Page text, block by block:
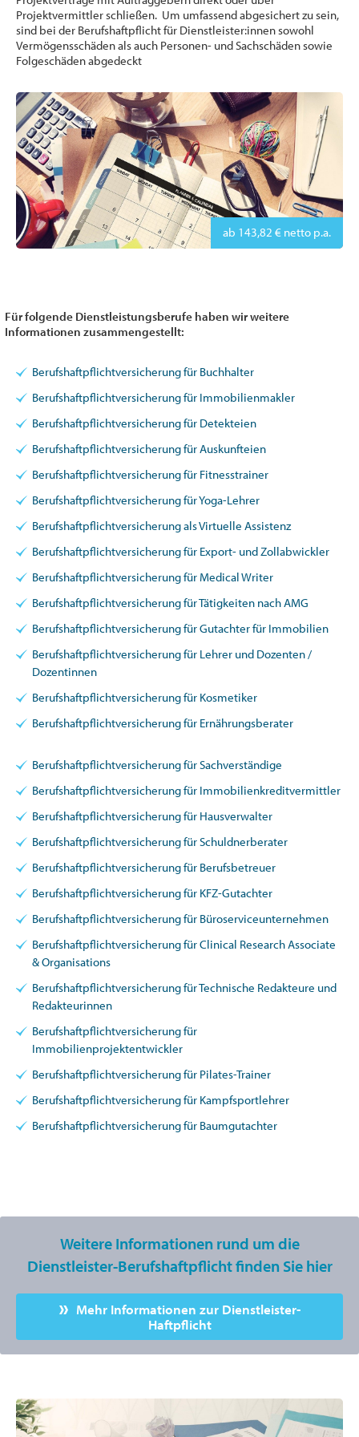
Projektvermittler schließen. Um umfassend abgesichert zu sein,
sind bei der Berufshaftpflicht für Dienstleister:innen sowohl
Vermögensschäden als auch Personen- und Sachschäden sowie
Folgeschäden abgedeckt
ab 143,82 € netto p.a.
Für folgende Dienstleistungsberufe haben wir weitere
Informationen zusammengestellt:
Berufshaftpflichtversicherung für Buchhalter
Berufshaftpflichtversicherung für Immobilienmakler
Berufshaftpflichtversicherung für Detekteien
Berufshaftpflichtversicherung für Auskunfteien
Berufshaftpflichtversicherung für Fitnesstrainer
Berufshaftpflichtversicherung für Yoga-Lehrer
Berufshaftpflichtversicherung als Virtuelle Assistenz
Berufshaftpflichtversicherung für Export- und Zollabwickler
Berufshaftpflichtversicherung für Medical Writer
Berufshaftpflichtversicherung für Tätigkeiten nach AMG
Berufshaftpflichtversicherung für Gutachter für Immobilien
Berufshaftpflichtversicherung für Lehrer und Dozenten /
Dozentinnen
Berufshaftpflichtversicherung für Kosmetiker
Berufshaftpflichtversicherung für Ernährungsberater
Berufshaftpflichtversicherung für Sachverständige
Berufshaftpflichtversicherung für Immobilienkreditvermittler
Berufshaftpflichtversicherung für Hausverwalter
Berufshaftpflichtversicherung für Schuldnerberater
Berufshaftpflichtversicherung für Berufsbetreuer
Berufshaftpflichtversicherung für KFZ-Gutachter
Berufshaftpflichtversicherung für Büroserviceunternehmen
Berufshaftpflichtversicherung für Clinical Research Associate
& Organisations
Berufshaftpflichtversicherung für Technische Redakteure und
Redakteurinnen
Berufshaftpflichtversicherung für
Immobilienprojektentwickler
Berufshaftpflichtversicherung für Pilates-Trainer
Berufshaftpflichtversicherung für Kampfsportlehrer
Berufshaftpflichtversicherung für Baumgutachter
Weitere Informationen rund um die
Dienstleister-Berufshaftpflicht finden Sie hier
Mehr Informationen zur Dienstleister-
Haftpflicht